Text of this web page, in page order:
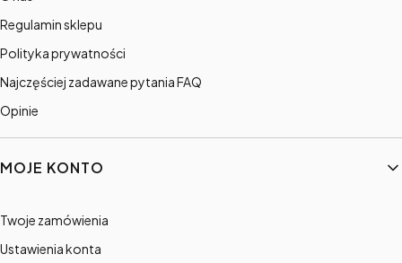
Regulamin sklepu
Polityka prywatności
Najczęściej zadawane pytania FAQ
Opinie
MOJE KONTO
Twoje zamówienia
Ustawienia konta